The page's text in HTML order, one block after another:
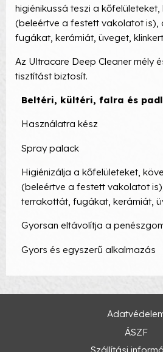
higiénikussá teszi a
(beleértve a festett vakolatot is),
fugákat, kerámiát, üveget,
Az Ultracare Deep Cleaner mély
tisztítást biztosít.
Beltéri, kültéri, falra és
Használatra kész
Spray palack
Higiénizálja a kőfelületeket,
(beleértve a festett vakolatot
terrakottát, fugákat, kerámiát,
Gyorsan eltávolítja a
Gyors és egyszerű alkalmazás
ÁSZF